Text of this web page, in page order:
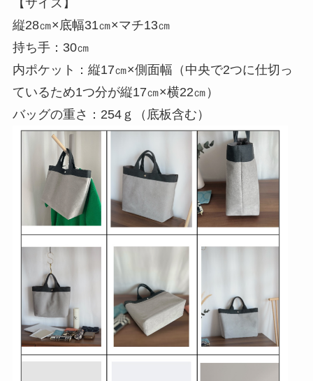
縦28㎝×底幅31㎝×マチ13㎝
持ち手：30㎝
内ポケット：縦17㎝×側面幅（中央で2つに仕切っ
ているため1つ分が縦17㎝×横22㎝）
バッグの重さ：254ｇ（底板含む）